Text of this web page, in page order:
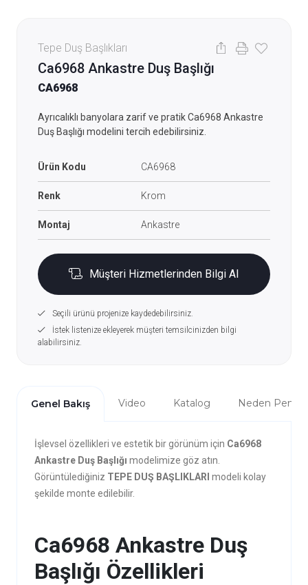
Tepe Duş Başlıkları
Ca6968 Ankastre Duş Başlığı
CA6968
Ayrıcalıklı banyolara zarif ve pratik Ca6968 Ankastre
Duş Başlığı modelini tercih edebilirsiniz.
Ürün Kodu CA6968
Renk Krom
Montaj Ankastre
Müşteri Hizmetlerinden Bilgi Al
Seçili ürünü projenize kaydedebilirsiniz.
İstek listenize ekleyerek müşteri temsilcinizden bilgi
alabilirsiniz.
Genel Bakış Video Katalog Neden Penta?
İşlevsel özellikleri ve estetik bir görünüm için Ca6968
Ankastre Duş Başlığı modelimize göz atın.
Görüntülediğiniz TEPE DUŞ BAŞLIKLARI modeli kolay
şekilde monte edilebilir.
Ca6968 Ankastre Duş
Başlığı Özellikleri